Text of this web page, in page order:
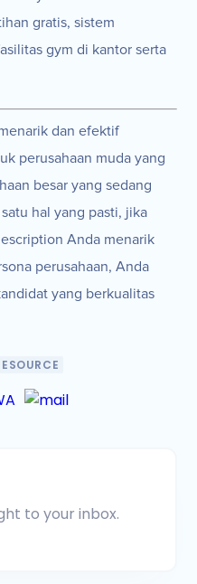
gratis, sistem
gym di kantor serta
dan efektif
perusahaan muda yang
besar yang sedang
hal yang pasti, jika
Anda menarik
perusahaan, Anda
yang berkualitas
to your inbox.